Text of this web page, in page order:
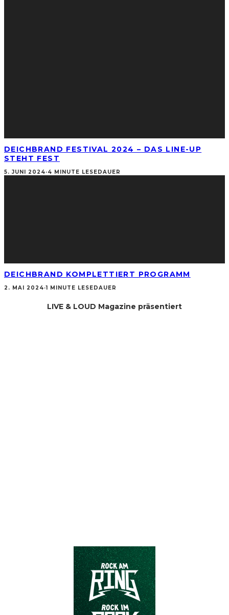
DEICHBRAND FESTIVAL 2024 – DAS LINE-UP
STEHT FEST
5. JUNI 2024·4 MINUTE LESEDAUER
DEICHBRAND KOMPLETTIERT PROGRAMM
2. MAI 2024·1 MINUTE LESEDAUER
LIVE & LOUD Magazine präsentiert